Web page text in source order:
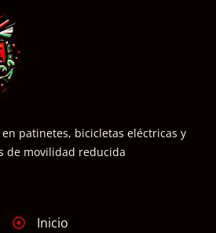
patinetes, bicicletas eléctricas y
de movilidad reducida
Inicio